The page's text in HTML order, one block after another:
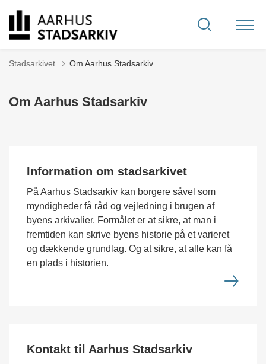
Stadsarkivet Om Aarhus Stadsarkiv
Om Aarhus Stadsarkiv
Information om stadsarkivet
På Aarhus Stadsarkiv kan borgere såvel som
myndigheder få råd og vejledning i brugen af
byens arkivalier. Formålet er at sikre, at man i
fremtiden kan skrive byens historie på et varieret
og dækkende grundlag. Og at sikre, at alle kan få
en plads i historien.
Kontakt til Aarhus Stadsarkiv